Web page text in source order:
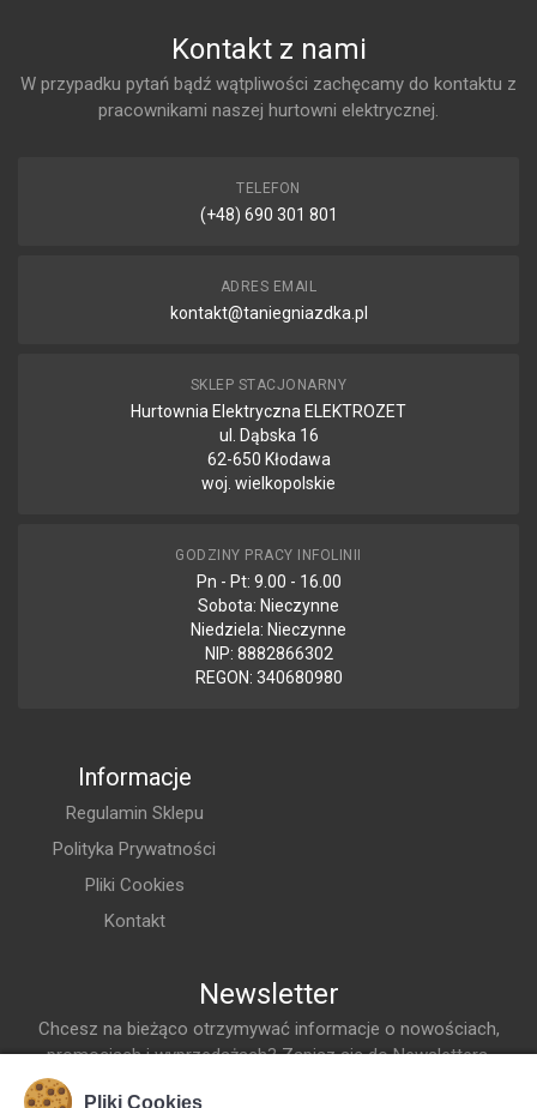
Kontakt z nami
W przypadku pytań bądź wątpliwości zachęcamy do kontaktu z
pracownikami naszej hurtowni elektrycznej.
TELEFON
(+48) 690 301 801
ADRES EMAIL
kontakt@taniegniazdka.pl
SKLEP STACJONARNY
Hurtownia Elektryczna ELEKTROZET
ul. Dąbska 16
62-650 Kłodawa
woj. wielkopolskie
GODZINY PRACY INFOLINII
Pn - Pt: 9.00 - 16.00
Sobota: Nieczynne
Niedziela: Nieczynne
NIP: 8882866302
REGON: 340680980
Informacje
Regulamin Sklepu
Polityka Prywatności
Pliki Cookies
Kontakt
Newsletter
Chcesz na bieżąco otrzymywać informacje o nowościach,
promocjach i wyprzedażach? Zapisz się do Newslettera.
Adres EmailPliki Cookies